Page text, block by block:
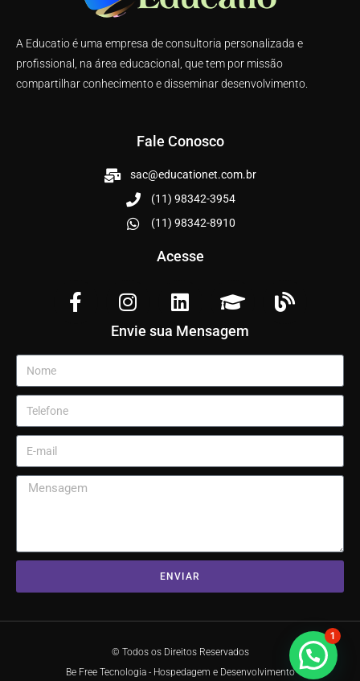
A Educatio é uma empresa de consultoria personalizada e
profissional, na área educacional, que tem por missão
compartilhar conhecimento e disseminar desenvolvimento.
Fale Conosco
sac@educationet.com.br
(11) 98342-3954
(11) 98342-8910
Acesse
Envie sua Mensagem
ENVIAR
© Todos os Direitos Reservados
Be Free Tecnologia - Hospedagem e Desenvolvimento
1